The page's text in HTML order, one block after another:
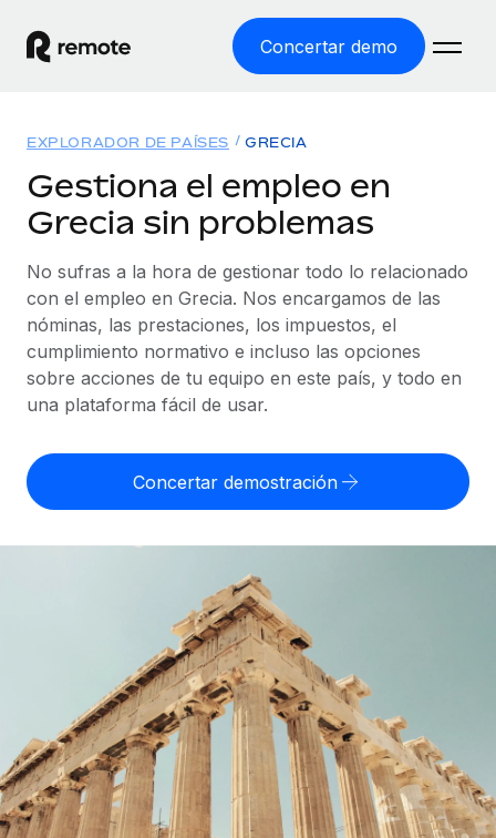
Concertar demo
EMPLEO GLOBAL
Nómina global
Gestiona las nóminas de forma sencilla y conforme a la
legalidad.
Employer of Record
Expándete en todo el mundo sin gastar en entidades.
cumpliendo la normativa.
Externaliza tareas laborales complejas.
INFRAESTRUCTURA
Conexión Remote
Integra los RR. HH. en tus flujos de trabajo sin
complicaciones.
Soluciones
COBERTURA MUNDIAL
Explorador de países
Consulta el soporte del empleo global según el país.
Explorador estatal de EE. UU.
Simplifica la contratación en todos los estados de EE.
Comparador de Remote
Compáranos con otras empresas.
ETAPAS DE CRECIMIENTO
Soluciones ágiles de RR. HH. globales y nóminas para
empresas en crecimiento.
Mediana empresa
Amplía tu equipo con soluciones de RR. HH.
personalizadas.
Empresa
Recursos
HERRAMIENTAS Y CALCULADORAS
Calculadora del riesgo de clasificación errónea
Consulta el riesgo de clasificación errónea por país.
cualquier país.
autónomos globales.
APRENDIZAJE CON REMOTE
Guías y recursos
Casos prácticos
Glosario de RR. HH.
Precios
English
Nederlands
Italiano
Português (Portugal)
EXPLORADOR DE PAÍSES GRECIA
Gestiona el empleo en
Grecia sin problemas
No sufras a la hora de gestionar todo lo relacionado
con el empleo en Grecia. Nos encargamos de las
nóminas, las prestaciones, los impuestos, el
cumplimiento normativo e incluso las opciones
sobre acciones de tu equipo en este país, y todo en
una plataforma fácil de usar.
Concertar demostración